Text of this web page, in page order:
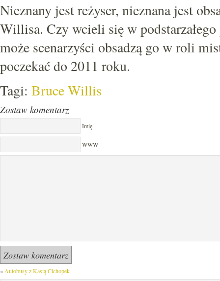
Nieznany jest reżyser, nieznana jest
Willisa. Czy wcieli się w
może scenarzyści obsadzą go w roli
poczekać do 2011 roku.
Tagi: Bruce Willis
Zostaw komentarz
Imię
WWW
« Autobusy z Kasią Cichopek